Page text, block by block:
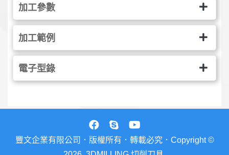
加工參數
加工範例
電子型錄
豐文企業有限公司．版權所有．轉載必究．Copyright ©